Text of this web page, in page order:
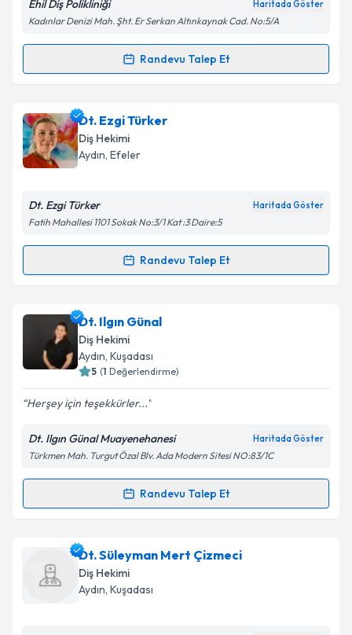
Ehil Diş Polikliniği Haritada Göster
Kadınlar Denizi Mah. Şht. Er Serkan Altınkaynak Cad. No:5/A
Randevu Talep Et
Randevu Takvimi Talebi
Dt. Mehmet Engin Ünver
oluşturun. Size bu uzmandan randevu almanız için bir
takvim hazırlandığında e-posta ile bilgilendireceğiz.
Kişisel verilerimin işlenmesine ilişkin
Metni'ni okudum ve kişisel verilerimin belirtilen
Takvim Talebini Gönder
Dt. Ezgi Türker
Diş Hekimi
Aydın, Efeler
Dt. Ezgi Türker Haritada Göster
Fatih Mahallesi 1101 Sokak No:3/1 Kat :3 Daire:5
Randevu Talep Et
Randevu Takvimi Talebi
Dt. Ezgi Türkeriçin randevu takvimi talebi oluşturun.
Size bu uzmandan randevu almanız için bir takvim
hazırlandığında e-posta ile bilgilendireceğiz.
Kişisel verilerimin işlenmesine ilişkinAydınlatma
Metni'ni okudum ve kişisel verilerimin belirtilen
kapsamda işlenmesini kabul ediyorum.
Dt. Ilgın Günal
Diş Hekimi
Aydın, Kuşadası
5 (1 Değerlendirme)
Herşey için teşekkürler...
Dt. Ilgın Günal Muayenehanesi Haritada Göster
Türkmen Mah. Turgut Özal Blv. Ada Modern Sitesi NO:83/1C
Randevu Talep Et
Randevu Takvimi Talebi
Dt. Ilgın Günaliçin randevu takvimi talebi oluşturun.
Size bu uzmandan randevu almanız için bir takvim
hazırlandığında e-posta ile bilgilendireceğiz.
Dt. Süleyman Mert Çizmeci
Diş Hekimi
Aydın, Kuşadası